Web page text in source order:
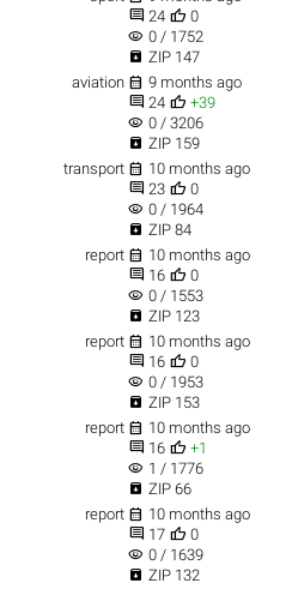
 24  0
visibility 0 / 1752
 ZIP 147
aviation  9 months ago
 24  +39
visibility 0 / 3206
 ZIP 159
transport  10 months ago
 23  0
visibility 0 / 1964
 ZIP 84
report  10 months ago
 16  0
visibility 0 / 1553
 ZIP 123
report  10 months ago
 16  0
visibility 0 / 1953
 ZIP 153
report  10 months ago
 16  +1
visibility 1 / 1776
 ZIP 66
report  10 months ago
 17  0
visibility 0 / 1639
 ZIP 132